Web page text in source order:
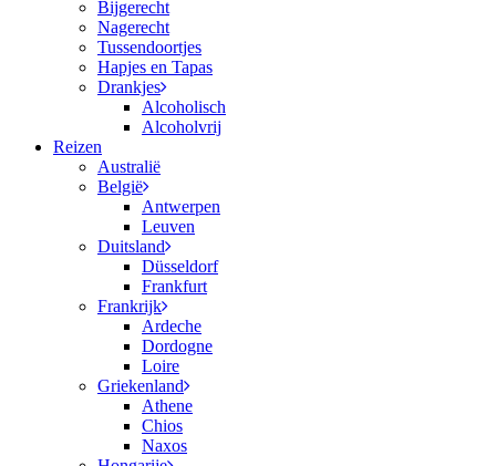
Bijgerecht
Nagerecht
Tussendoortjes
Hapjes en Tapas
Drankjes
Alcoholisch
Alcoholvrij
Reizen
Australië
België
Antwerpen
Leuven
Duitsland
Düsseldorf
Frankfurt
Frankrijk
Ardeche
Dordogne
Loire
Griekenland
Athene
Chios
Naxos